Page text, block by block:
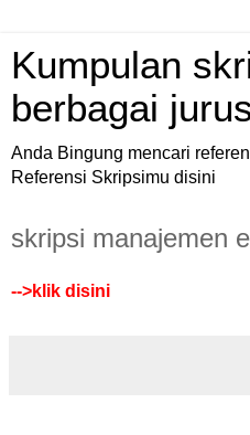
Kumpulan
berbagai
Anda Bingung mencari
Referensi Skripsimu disini
skripsi manajemen
-->klik disini